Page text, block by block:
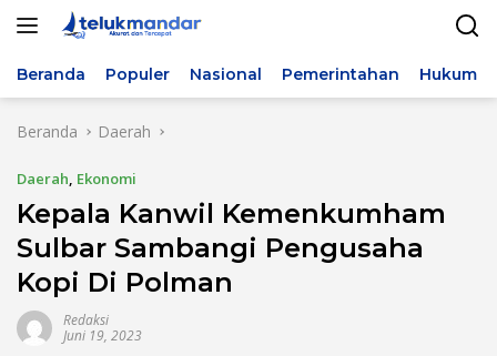
Beranda Populer Nasional Pemerintahan Hukum
Beranda Daerah
Daerah, Ekonomi
Kepala Kanwil Kemenkumham
Sulbar Sambangi Pengusaha
Kopi Di Polman
Redaksi
Juni 19, 2023